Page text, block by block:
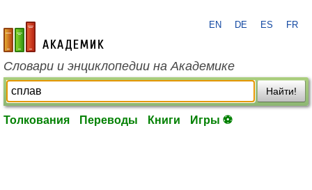
academic.ru
EN DE ES FR
Словари и энциклопедии на Академике
Найти!
Толкования Переводы Книги Игры ⚽